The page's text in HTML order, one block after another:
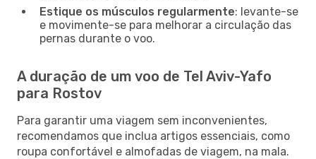
Estique os músculos regularmente: levante-se
e movimente-se para melhorar a circulação das
pernas durante o voo.
A duração de um voo de Tel Aviv-Yafo
para Rostov
Para garantir uma viagem sem inconvenientes,
recomendamos que inclua artigos essenciais, como
roupa confortável e almofadas de viagem, na mala.